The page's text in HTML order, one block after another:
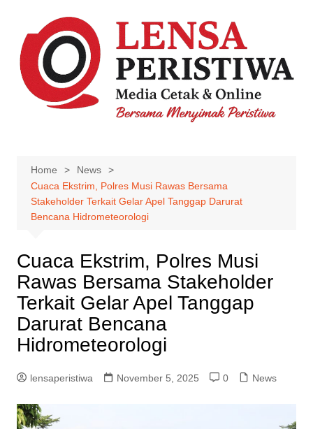
content
Home
News
Cuaca Ekstrim, Polres Musi Rawas Bersama
Stakeholder Terkait Gelar Apel Tanggap Darurat
Bencana Hidrometeorologi
Cuaca Ekstrim, Polres Musi
Rawas Bersama Stakeholder
Terkait Gelar Apel Tanggap
Darurat Bencana
Hidrometeorologi
lensaperistiwa November 5, 2025 0 News